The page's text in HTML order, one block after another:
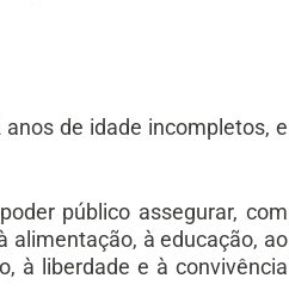
de idade incompletos, e
público assegurar, com
alimentação, à educação, ao
à liberdade e à convivência